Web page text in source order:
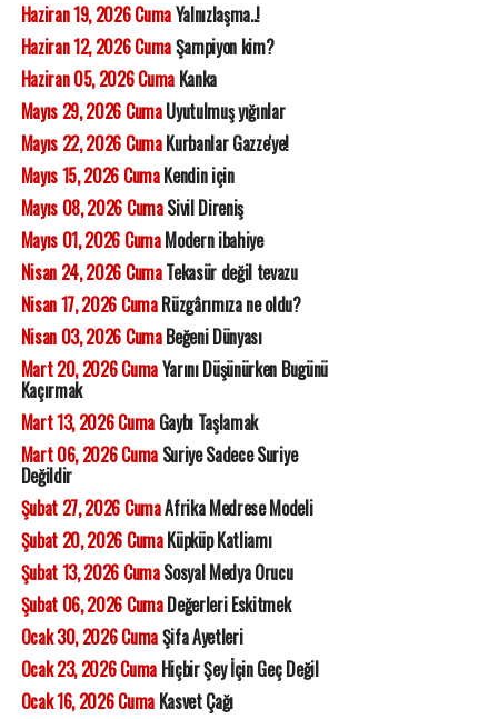
Haziran 19, 2026 CumaYalnızlaşma..!
Haziran 12, 2026 CumaŞampiyon kim?
Haziran 05, 2026 CumaKanka
Mayıs 29, 2026 CumaUyutulmuş yığınlar
Mayıs 22, 2026 CumaKurbanlar Gazze'ye!
Mayıs 15, 2026 CumaKendin için
Mayıs 08, 2026 CumaSivil Direniş
Mayıs 01, 2026 CumaModern ibahiye
Nisan 24, 2026 CumaTekasür değil tevazu
Nisan 17, 2026 CumaRüzgârımıza ne oldu?
Nisan 03, 2026 CumaBeğeni Dünyası
Mart 20, 2026 CumaYarını Düşünürken Bugünü
Kaçırmak
Mart 13, 2026 CumaGaybı Taşlamak
Mart 06, 2026 CumaSuriye Sadece Suriye
Değildir
Şubat 27, 2026 CumaAfrika Medrese Modeli
Şubat 20, 2026 CumaKüpküp Katliamı
Şubat 13, 2026 CumaSosyal Medya Orucu
Şubat 06, 2026 CumaDeğerleri Eskitmek
Ocak 30, 2026 CumaŞifa Ayetleri
Ocak 23, 2026 CumaHiçbir Şey İçin Geç Değil
Ocak 16, 2026 CumaKasvet Çağı